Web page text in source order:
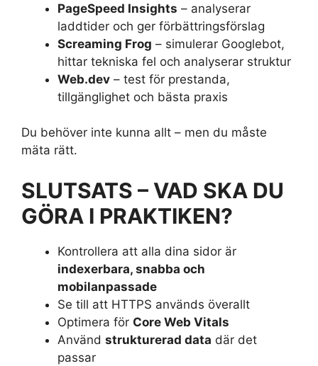
PageSpeed Insights – analyserar
laddtider och ger förbättringsförslag
Screaming Frog – simulerar Googlebot,
hittar tekniska fel och analyserar struktur
Web.dev – test för prestanda,
tillgänglighet och bästa praxis
Du behöver inte kunna allt – men du måste
mäta rätt.
SLUTSATS – VAD SKA DU
GÖRA I PRAKTIKEN?
Kontrollera att alla dina sidor är
indexerbara, snabba och
mobilanpassade
Se till att HTTPS används överallt
Optimera för Core Web Vitals
Använd strukturerad data där det
passar